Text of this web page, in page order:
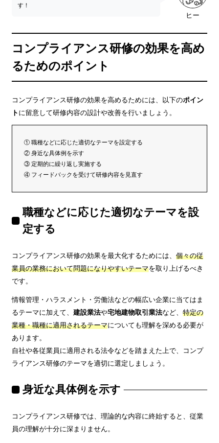
ヒー
す！
コンプライアンス研修の効果を高め
るためのポイント
コンプライアンス研修の効果を高めるためには、以下のポイン
トに留意して研修内容の設計や改善を行いましょう。
① 職種などに応じた適切なテーマを設定する
② 身近な具体例を示す
③ 定期的に繰り返し実施する
④ フィードバックを受けて研修内容を見直す
職種などに応じた適切なテーマを設
定する
コンプライアンス研修の効果を最大化するためには、 個々の従
業員の業務において問題になりやすいテーマを取り上げるべき
です。
情報管理・ハラスメント・労働法などの幅広い企業に当てはま
るテーマに加えて、 建設業法や宅地建物取引業法など、 特定の
業種・職種に適用されるテーマについても理解を深める必要が
あります。
自社や各従業員に適用される法令などを踏まえた上で、コンプ
ライアンス研修のテーマを適切に選定しましょう。
身近な具体例を示す
コンプライアンス研修では、理論的な内容に終始すると、従業
員の理解が十分に深まりません。